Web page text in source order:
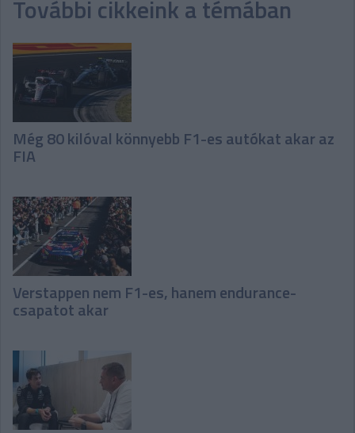
További cikkeink a témában
Még 80 kilóval könnyebb F1-es autókat akar az
FIA
Verstappen nem F1-es, hanem endurance-
csapatot akar